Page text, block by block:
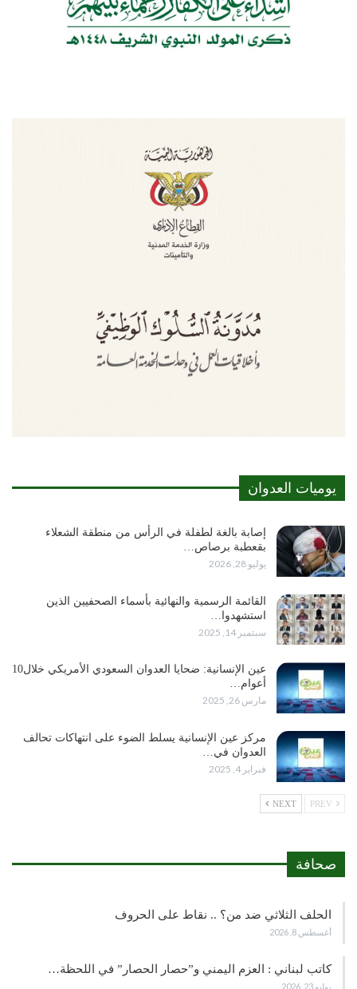
يوميات العدوان
إصابة بالغة لطفلة في الرأس من منطقة الشعلاء
بقعطبة برصاص…
يوليو 28, 2026
القائمة الرسمية والنهائية بأسماء الصحفيين الذين
استشهدوا…
سبتمبر 14, 2025
عين الإنسانية: ضحايا العدوان السعودي الأمريكي خلال10
أعوام…
مارس 26, 2025
مركز عين الإنسانية يسلط الضوء على انتهاكات تحالف
العدوان في…
فبراير 4, 2025
NEXT
صحافة
الحلف الثلاثي ضد من؟ .. نقاط على الحروف
أغسطس 8, 2026
كاتب لبناني : العزم اليمني و”حصار الحصار” في اللحظة…
يوليو 23, 2026